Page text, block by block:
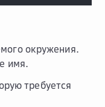
окружения.
имя.
требуется